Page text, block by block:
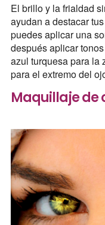
El brillo y la frialdad
ayudan a destacar
puedes aplicar una
después aplicar
azul turquesa para la
para el extremo del
Maquillaje de